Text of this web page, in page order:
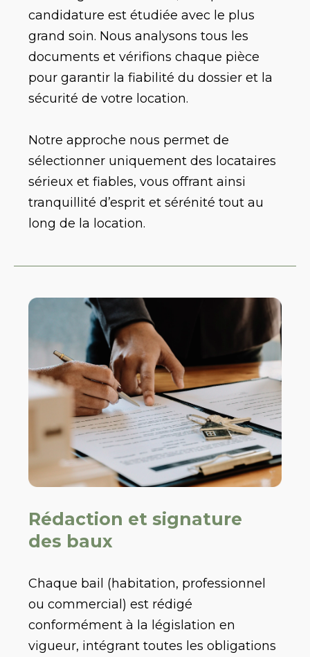
candidature est étudiée avec le plus
grand soin. Nous analysons tous les
documents et vérifions chaque pièce
pour garantir la fiabilité du dossier et la
sécurité de votre location.
Notre approche nous permet de
sélectionner uniquement des locataires
sérieux et fiables, vous offrant ainsi
tranquillité d’esprit et sérénité tout au
long de la location.
Rédaction et signature
des baux
Chaque bail (habitation, professionnel
ou commercial) est rédigé
conformément à la législation en
vigueur, intégrant toutes les obligations